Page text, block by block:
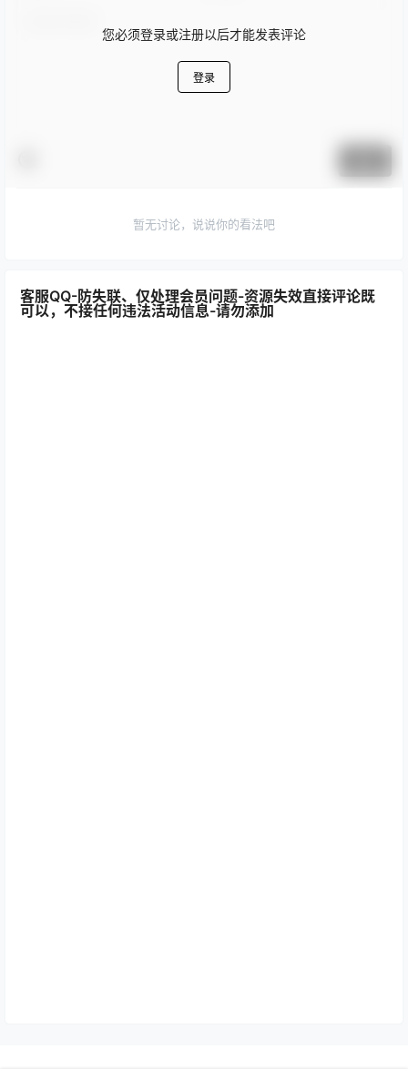
您必须登录或注册以后才能发表评论
登录
暂无讨论，说说你的看法吧
客服QQ-防失联、仅处理会员问题-资源失效直接评论既
可以，不接任何违法活动信息-请勿添加